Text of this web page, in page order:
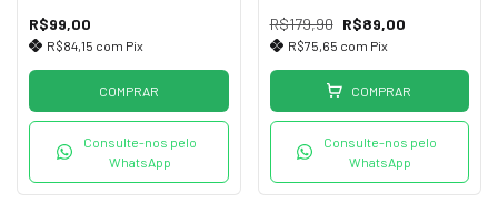
R$99,00
R$84,15 com Pix
COMPRAR
Consulte-nos pelo
WhatsApp
R$179,90 R$89,00
R$75,65 com Pix
COMPRAR
Consulte-nos pelo
WhatsApp